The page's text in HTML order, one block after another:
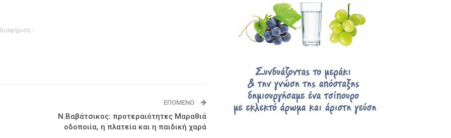
-
ΕΠΌΜΕΝΟ
Ν.Βαβάτσικος: προτεραιότητες Μαραθιά
οδοποιία, η πλατεία και η παιδική χαρά